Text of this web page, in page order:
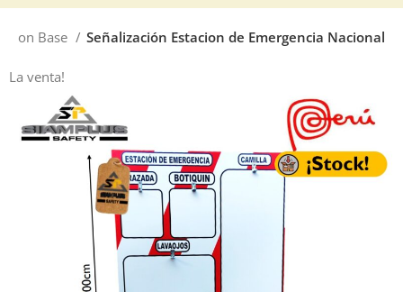
con Base Señalización Estacion de Emergencia Nacional
La venta!